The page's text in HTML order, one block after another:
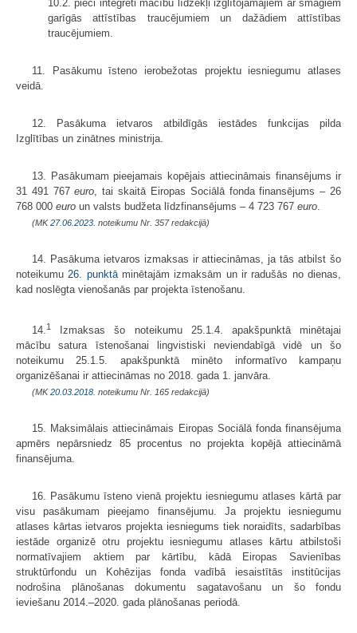
10.2. pieci integrēti mācību līdzekļi izglītojamajiem ar smagiem
garīgās attīstības traucējumiem un dažādiem attīstības
traucējumiem.
11. Pasākumu īsteno ierobežotas projektu iesniegumu atlases
veidā.
12. Pasākuma ietvaros atbildīgās iestādes funkcijas pilda
Izglītības un zinātnes ministrija.
13. Pasākumam pieejamais kopējais attiecināmais finansējums ir
31 491 767euro , tai skaitā Eiropas Sociālā fonda finansējums – 26
768 000 euro un valsts budžeta līdzfinansējums – 4 723 767 euro
(MK27.06.2023. noteikumu Nr. 357 redakcijā)
14. Pasākuma ietvaros izmaksas ir attiecināmas, ja tās atbilst šo
noteikumu 26. punktāminētajām izmaksām un ir radušās no dienas,
kad noslēgta vienošanās par projekta īstenošanu.
14. 1
Izmaksas šo noteikumu 25.1.4. apakšpunktā minētajai
mācību satura īstenošanai lingvistiski neviendabīgā vidē un šo
noteikumu 25.1.5. apakšpunktā minēto informatīvo kampaņu
organizēšanai ir attiecināmas no 2018. gada 1. janvāra.
(MK20.03.2018. noteikumu Nr. 165 redakcijā)
15. Maksimālais attiecināmais Eiropas Sociālā fonda finansējuma
apmērs nepārsniedz 85 procentus no projekta kopējā attiecināmā
finansējuma.
16. Pasākumu īsteno vienā projektu iesniegumu atlases kārtā par
visu pasākumam pieejamo finansējumu. Ja projektu iesniegumu
atlases kārtas ietvaros projekta iesniegums tiek noraidīts, sadarbības
iestāde organizē otru projektu iesniegumu atlases kārtu atbilstoši
normatīvajiem aktiem par kārtību, kādā Eiropas Savienības
struktūrfondu un Kohēzijas fonda vadībā iesaistītās institūcijas
nodrošina plānošanas dokumentu sagatavošanu un šo fondu
ieviešanu 2014.–2020. gada plānošanas periodā.